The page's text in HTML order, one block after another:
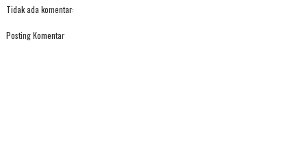
Tidak ada komentar:
Posting Komentar